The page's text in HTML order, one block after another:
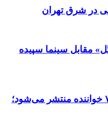
در شرق تهران
مقابل سینما سپیده
آلبوم «بدرقه» با صدای ۷ خواننده منتشر می‌شود؛